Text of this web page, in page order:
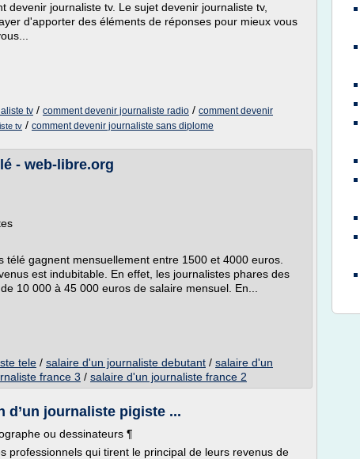
devenir journaliste tv. Le sujet devenir journaliste tv,
d'apporter des éléments de réponses pour mieux vous
tv / comment devenir journaliste radio / comment devenir
tv / comment devenir journaliste sans diplome
- web-libre.org
télé gagnent mensuellement entre 1500 et 4000 euros.
est indubitable. En effet, les journalistes phares des
10 000 à 45 000 euros de salaire mensuel. En...
tele / salaire d'un journaliste debutant / salaire d'un
france 3 / salaire d'un journaliste france 2
d’un journaliste pigiste ...
ou dessinateurs ¶
professionnels qui tirent le principal de leurs revenus de